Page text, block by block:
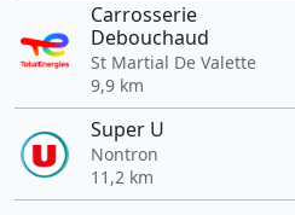
Carrosserie
Debouchaud
St Martial De Valette
9,9 km
Super U
Nontron
11,2 km